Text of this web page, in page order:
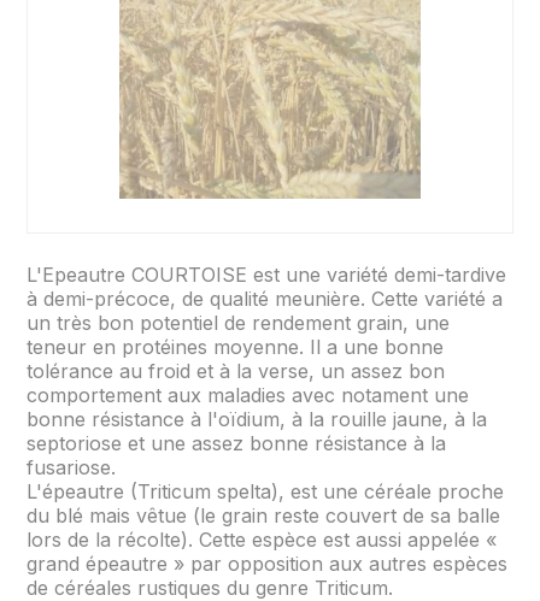
L'Epeautre COURTOISE est une variété demi-tardive
à demi-précoce, de qualité meunière. Cette variété a
un très bon potentiel de rendement grain, une
teneur en protéines moyenne. Il a une bonne
tolérance au froid et à la verse, un assez bon
comportement aux maladies avec notament une
bonne résistance à l'oïdium, à la rouille jaune, à la
septoriose et une assez bonne résistance à la
fusariose.
L'épeautre (Triticum spelta), est une céréale proche
du blé mais vêtue (le grain reste couvert de sa balle
lors de la récolte). Cette espèce est aussi appelée «
grand épeautre » par opposition aux autres espèces
de céréales rustiques du genre Triticum.